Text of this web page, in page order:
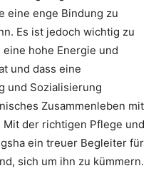
eine enge Bindung zu
Es ist jedoch wichtig zu
hohe Energie und
und dass eine
und Sozialisierung
Zusammenleben mit
der richtigen Pflege und
ein treuer Begleiter für
sich um ihn zu kümmern.